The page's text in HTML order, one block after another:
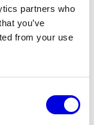
partners who
you’ve
from your use